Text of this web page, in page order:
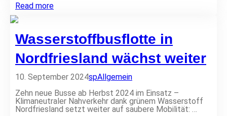
Read moreW
t
e
l
l
n
e
n
S
Wasserstoffbusflotte in
Nordfriesland wächst weiter
10. September 2024spAllgemein
Zehn neue Busse ab Herbst 2024 im Einsatz –
Klimaneutraler Nahverkehr dank grünem Wasserstoff
Nordfriesland setzt weiter auf saubere Mobilität: …